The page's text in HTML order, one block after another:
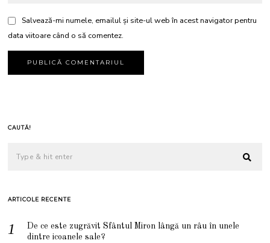
Salvează-mi numele, emailul și site-ul web în acest navigator pentru
data viitoare când o să comentez.
CAUTĂ!
ARTICOLE RECENTE
De ce este zugrăvit Sfântul Miron lângă un râu în unele
dintre icoanele sale?